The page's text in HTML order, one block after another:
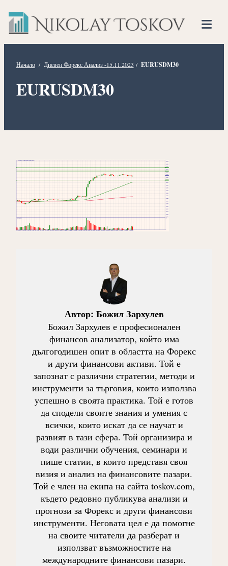
Прескочете
към
съдържанието
Финансов
Начало / Дневен Форекс Анализ -15.11.2023 / EURUSDM30
EURUSDM30
Автор: Божил Зархулев
Божил Зархулев е професионален
финансов анализатор, който има
дългогодишен опит в областта на Форекс
и други финансови активи. Той е
запознат с различни стратегии, методи и
инструменти за търговия, които използва
успешно в своята практика. Той е готов
да сподели своите знания и умения с
всички, които искат да се научат и
развият в тази сфера. Той организира и
води различни обучения, семинари и
пише статии, в които представя своя
визия и анализ на финансовите пазари.
Той е член на екипа на сайта toskov.com,
където редовно публикува анализи и
прогнози за Форекс и други финансови
инструменти. Неговата цел е да помогне
на своите читатели да разберат и
използват възможностите на
международните финансови пазари.